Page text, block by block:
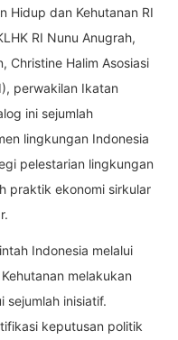
Hidup dan Kehutanan RI
RI Nunu Anugrah,
Christine Halim Asosiasi
perwakilan Ikatan
ini sejumlah
lingkungan Indonesia
pelestarian lingkungan
praktik ekonomi sirkular
Indonesia melalui
melakukan
sejumlah inisiatif.
keputusan politik